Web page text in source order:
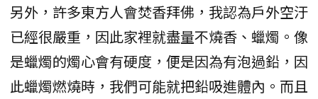
另外，許多東方人會焚香拜佛，我認為戶外空汙
已經很嚴重，因此家裡就盡量不燒香、蠟燭。像
是蠟燭的燭心會有硬度，便是因為有泡過鉛，因
此蠟燭燃燒時，我們可能就把鉛吸進體內。而且